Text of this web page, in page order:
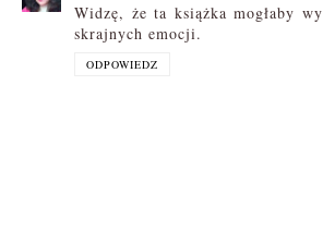
Widzę, że ta książka mogłaby
skrajnych emocji.
ODPOWIEDZ